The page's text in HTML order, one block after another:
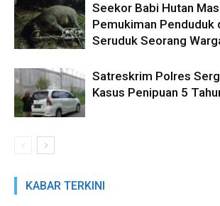
Seekor Babi Hutan
Pemukiman Penduduk
Seruduk Seorang
Satreskrim Polres
Kasus Penipuan 5
KABAR TERKINI